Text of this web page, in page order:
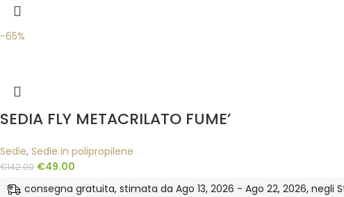
-65%
SEDIA FLY METACRILATO FUME’
Sedie, Sedie in polipropilene
€142.00 €49.00
consegna gratuita, stimata da Ago 13, 2026 - Ago 22, 2026, negli